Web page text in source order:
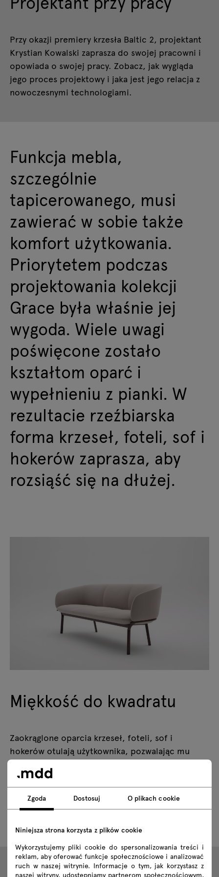
Przy okazji premiery krzesła Baltic 2, projektant
Krystian Kowalski zaprasza do swojej pracowni i
opowiada o swojej pracy. Zobacz, jak wygląda
jego proces projektowy i jaka jest jego relacja z
nowoczesnymi technologiami.
Funkcja mebla,
szczególnie
tapicerowanego, musi
zawierać w sobie także
komfort użytkowania.
Priorytetem podczas
projektowania kolekcji
Grace była właśnie jej
wygoda. Wiele uwagi
poświęcone zostało
kształtom oparć i
wypełnieniu z pianki. W
rezultacie rzeźbiarska
forma krzeseł, foteli, sof i
hokerów zaprasza, aby
rozsiąść się na dłużej.
Miękkość do kwadratu
Zaokrąglone oparcia krzeseł, foteli, sof i
hokerów otulają użytkownika, pozwalając mu
wygodnie się oprzeć. Niezależnie od otoczenia,
stają się małą strefą relaksu. Odlewane w fabryce
.mdd siedziska z pianki obite są wysokiej jakości
tkaninami, które jeszcze zwiększają poczucie
Zgoda Dostosuj O plikach cookie
Niniejsza strona korzysta z plików cookie
Wykorzystujemy pliki cookie do spersonalizowania treści i
reklam, aby oferować funkcje społecznościowe i analizować
ruch w naszej witrynie. Informacje o tym, jak korzystasz z
naszej witryny, udostępniamy partnerom społecznościowym,